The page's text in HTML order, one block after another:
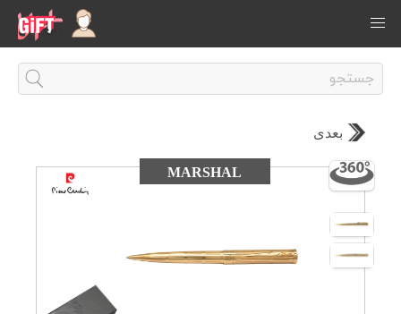
بعدی
MARSHAL